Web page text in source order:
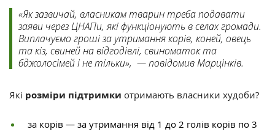
«Як зазвичай, власникам тварин треба подавати
заяви через ЦНАПи, які функціонують в селах громади.
Виплачуємо гроші за утримання корів, коней, овець
та кіз, свиней на відгодівлі, свиноматок та
бджолосімей і не тільки», — повідомив Марцінків.
Які розміри підтримки отримають власники худоби?
за корів — за утримання від 1 до 2 голів корів по 3